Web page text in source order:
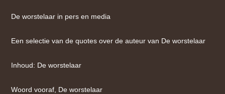
De worstelaar in pers en media
Een selectie van de quotes over de auteur van De worstelaar
Inhoud: De worstelaar
Woord vooraf, De worstelaar